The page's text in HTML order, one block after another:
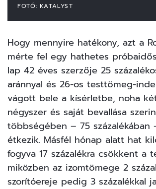
FOTÓ: KATALYST
Hogy mennyire hatékony, azt a
mérte fel egy hathetes
lap 42 éves szerzője 25
aránnyal és 26-os testtömeg-
vágott bele a kísérletbe, noha
négyszer és saját bevallása
többségében – 75 százalékában
étkezik. Másfél hónap alatt hat
fogyva 17 százalékra csökkent a
miközben az izomtömege 2
szorítóereje pedig 3 százalékkal